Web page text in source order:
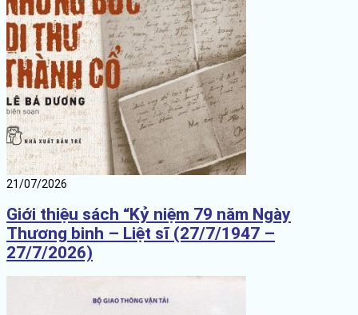
21/07/2026
Giới thiệu sách “Kỷ niệm 79 năm Ngày
Thương binh – Liệt sĩ (27/7/1947 –
27/7/2026)